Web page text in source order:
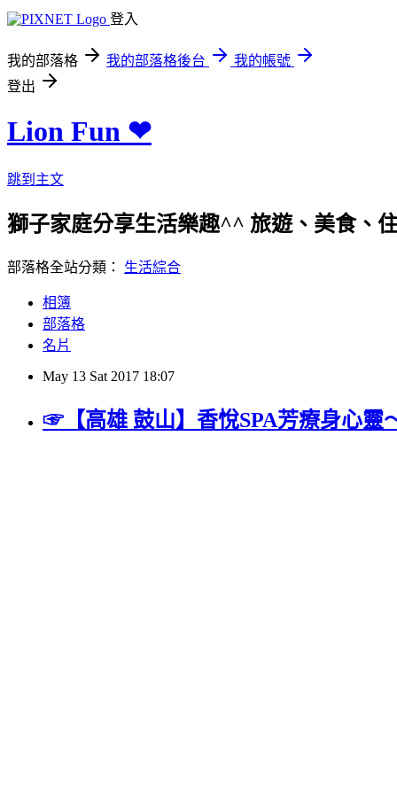
登入
我的部落格 我的部落格後台
我的帳號
登出
Lion Fun ❤
跳到主文
獅子家庭分享生活樂趣^^ 旅遊、美食、
部落格全站分類： 生活綜合
相簿
部落格
名片
May 13 Sat 2017 18:07
☞【高雄 鼓山】香悅SPA芳療身心靈